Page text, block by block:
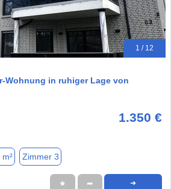
1 / 12
Wohnung in ruhiger Lage von
1.350 €
Zimmer 3
★ ➦ ➜